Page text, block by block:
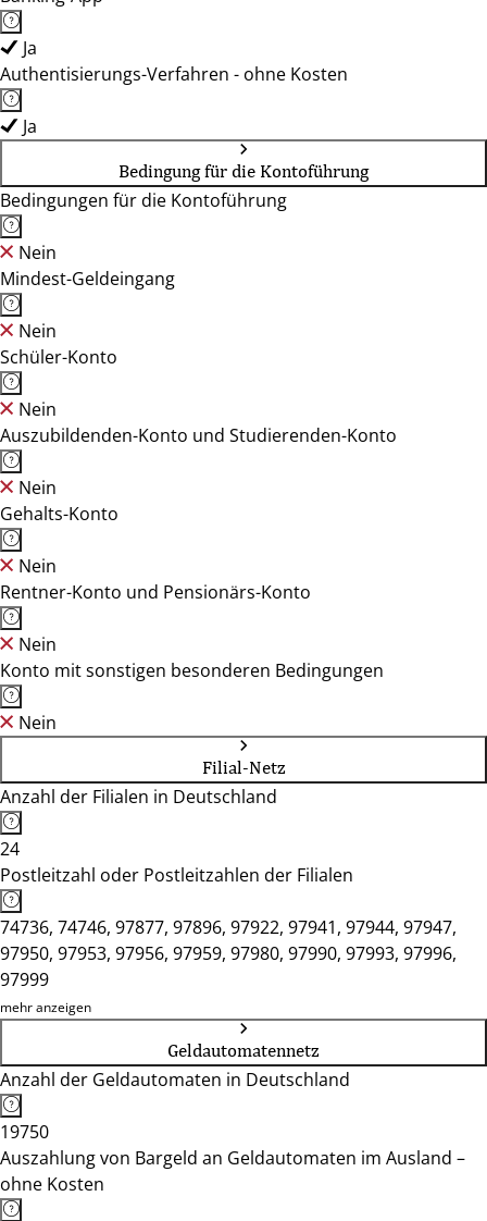
Ja
Authentisierungs-Verfahren - ohne Kosten
Ja
Bedingung für die Kontoführung
Bedingungen für die Kontoführung
Nein
Mindest-Geldeingang
Nein
Schüler-Konto
Nein
Auszubildenden-Konto und Studierenden-Konto
Nein
Gehalts-Konto
Nein
Rentner-Konto und Pensionärs-Konto
Nein
Konto mit sonstigen besonderen Bedingungen
Nein
Filial-Netz
Anzahl der Filialen in Deutschland
24
Postleitzahl oder Postleitzahlen der Filialen
74736, 74746, 97877, 97896, 97922, 97941, 97944, 97947,
97950, 97953, 97956, 97959, 97980, 97990, 97993, 97996,
97999
mehr anzeigen
Geldautomatennetz
Anzahl der Geldautomaten in Deutschland
19750
Auszahlung von Bargeld an Geldautomaten im Ausland –
ohne Kosten